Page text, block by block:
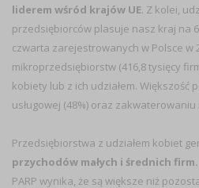
liderem wśród krajów UE. Z kolei,
przedsiębiorców plasuje nasz kraj na
czwarta zarejestrowanych w Polsce w
mikroprzedsiębiorstw (416,8 tysięcy
kobiety lub z ich udziałem. Większość
usługowej (48%) oraz zakwaterowaniu
Przedsiębiorstwa z udziałem kobiet
przychodów małych i średnich firm.
PARP wynika, że są większe niż